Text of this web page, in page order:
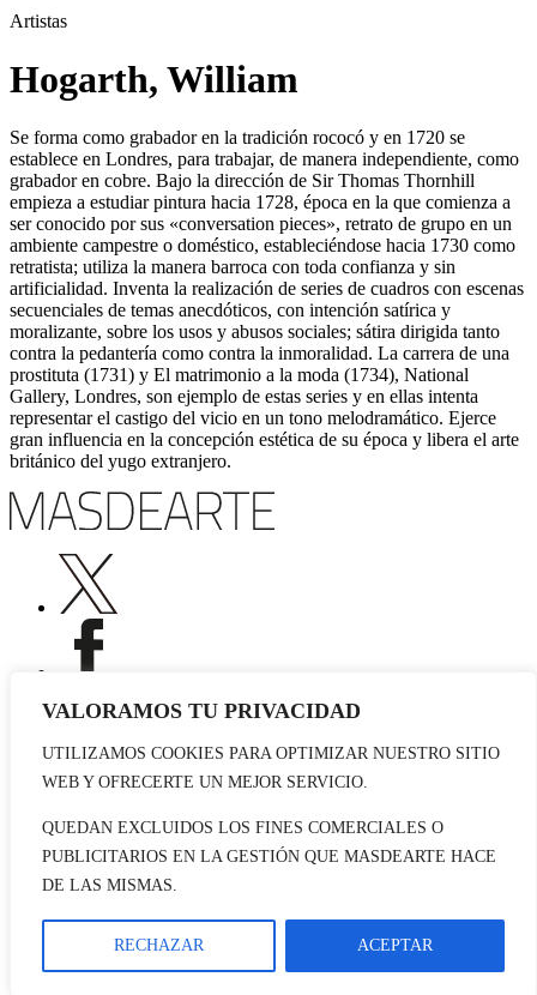
VALORAMOS TU PRIVACIDAD
UTILIZAMOS COOKIES PARA OPTIMIZAR NUESTRO SITIO
WEB Y OFRECERTE UN MEJOR SERVICIO.
QUEDAN EXCLUIDOS LOS FINES COMERCIALES O
PUBLICITARIOS EN LA GESTIÓN QUE MASDEARTE HACE
DE LAS MISMAS.
RECHAZAR ACEPTAR
Artistas
Hogarth, William
Se forma como grabador en la tradición rococó y en 1720 se
establece en Londres, para trabajar, de manera independiente, como
grabador en cobre. Bajo la dirección de Sir Thomas Thornhill
empieza a estudiar pintura hacia 1728, época en la que comienza a
ser conocido por sus «conversation pieces», retrato de grupo en un
ambiente campestre o doméstico, estableciéndose hacia 1730 como
retratista; utiliza la manera barroca con toda confianza y sin
artificialidad. Inventa la realización de series de cuadros con escenas
secuenciales de temas anecdóticos, con intención satírica y
moralizante, sobre los usos y abusos sociales; sátira dirigida tanto
contra la pedantería como contra la inmoralidad. La carrera de una
prostituta (1731) y El matrimonio a la moda (1734), National
Gallery, Londres, son ejemplo de estas series y en ellas intenta
representar el castigo del vicio en un tono melodramático. Ejerce
gran influencia en la concepción estética de su época y libera el arte
británico del yugo extranjero.
Publicidad
Contacto
© 2026 masdearte. Información de exposiciones, museos y artistas
Política de cookies
Política de Privacidad
Datos sociales